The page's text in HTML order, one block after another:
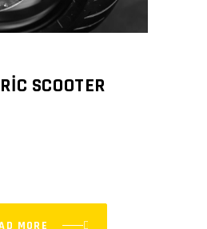
SCOOTER
MORE